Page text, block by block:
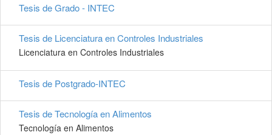
Tesis de Grado - INTEC
Tesis de Licenciatura en Controles Industriales
Licenciatura en Controles Industriales
Tesis de Postgrado-INTEC
Tesis de Tecnología en Alimentos
Tecnología en Alimentos